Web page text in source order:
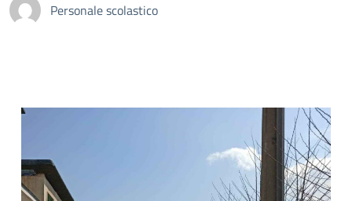
Personale scolastico